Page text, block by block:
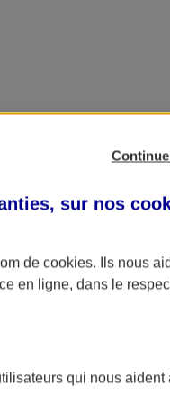
sur nos
de cookies. Ils nous
en ligne, dans le
qui nous